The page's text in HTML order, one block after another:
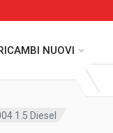
NUOVI
1.5 Diesel